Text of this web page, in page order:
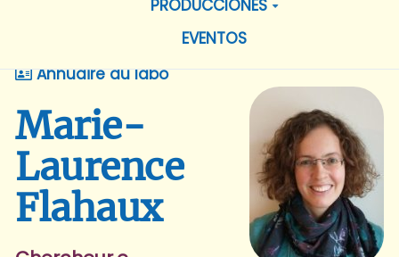
PRODUCCIONES
EVENTOS
Annuaire du labo
Marie-
Laurence
Flahaux